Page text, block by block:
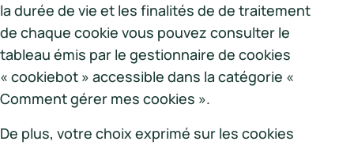
la durée de vie et les finalités de de traitement
de chaque cookie vous pouvez consulter le
tableau émis par le gestionnaire de cookies
« cookiebot » accessible dans la catégorie «
Comment gérer mes cookies ».
De plus, votre choix exprimé sur les cookies